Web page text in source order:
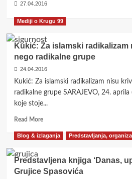
nezavisnih
intelektualaca
Krug
27.04.2016
Mediji o Krugu 99
Kukić: Za islamski
nego radikalne grupe
24.04.2016
Kukić: Za islamski radikalizam nisu
radikalne grupe SARAJEVO, 24.
koje stoje...
Read MoreRead
about
Za
islamski
radikalizam
Blog & izlaganja Predstavljanja,
Predstavljena knjiga ‘Danas,
Grujice Spasovića